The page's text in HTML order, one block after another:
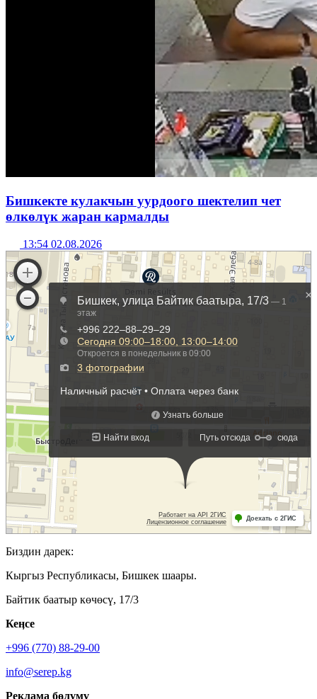
Бишкекте кулакчын уурдоого шектелип чет
өлкөлүк жаран кармалды
13:54 02.08.2026
Биздин дарек:
Кыргыз Республикасы, Бишкек шаары.
Байтик баатыр көчөсү, 17/3
Кеӊсе
+996 (770) 88-29-00
info@serep.kg
Реклама бөлүмү